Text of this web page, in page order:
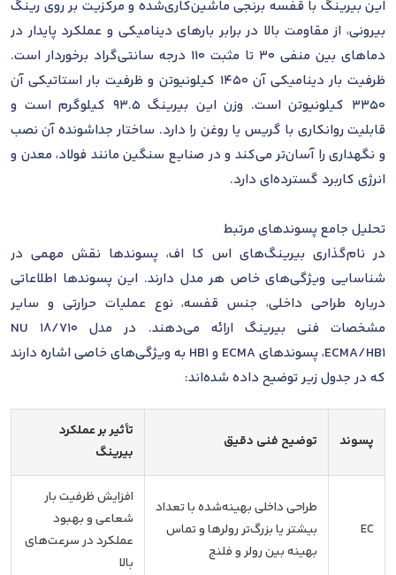
این بیرینگ با قفسه برنجی ماشین‌کاری‌شده و مرکزیت بر روی رینگ
بیرونی، از مقاومت بالا در برابر بارهای دینامیکی و عملکرد پایدار در
دماهای بین منفی 30 تا مثبت 110 درجه سانتی‌گراد برخوردار است.
ظرفیت بار دینامیکی آن 1450 کیلونیوتن و ظرفیت بار استاتیکی آن
3350 کیلونیوتن است. وزن این بیرینگ 93.5 کیلوگرم است و
قابلیت روانکاری با گریس یا روغن را دارد. ساختار جداشونده آن نصب
و نگهداری را آسان‌تر می‌کند و در صنایع سنگین مانند فولاد، معدن و
انرژی کاربرد گسترده‌ای دارد.
تحلیل جامع پسوندهای مرتبط
در نام‌گذاری بیرینگ‌های اس کا اف، پسوندها نقش مهمی در
شناسایی ویژگی‌های خاص هر مدل دارند. این پسوندها اطلاعاتی
درباره طراحی داخلی، جنس قفسه، نوع عملیات حرارتی و سایر
مشخصات فنی بیرینگ ارائه می‌دهند. در مدل NU 18/710
ECMA/HB1، پسوندهای ECMA و HB1 به ویژگی‌های خاصی اشاره دارند
که در جدول زیر توضیح داده شده‌اند:
پسوند توضیح فنی دقیق
تأثیر بر عملکرد
بیرینگ
EC
طراحی داخلی بهینه‌شده با تعداد
بیشتر یا بزرگ‌تر رولرها و تماس
بهینه بین رولر و فلنج
افزایش ظرفیت بار
شعاعی و بهبود
عملکرد در سرعت‌های
بالا